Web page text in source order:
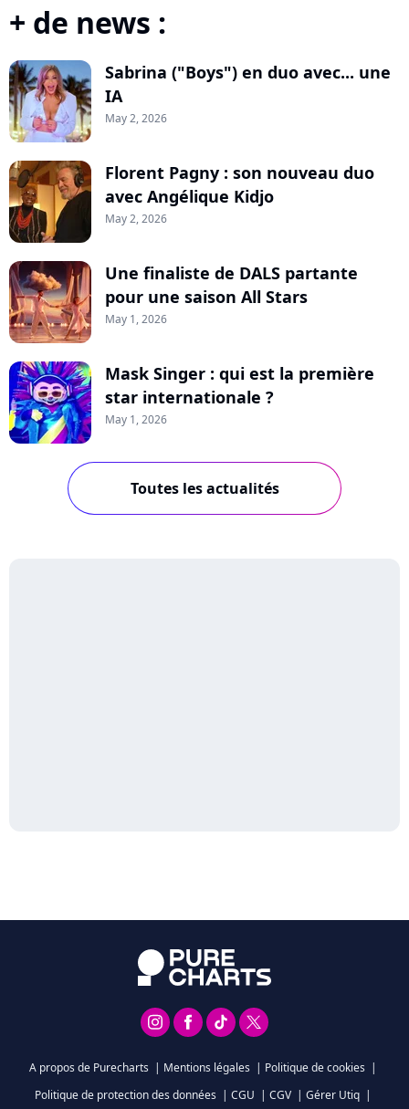
+ de news :
Sabrina ("Boys") en duo avec... une
IA
May 2, 2026
Florent Pagny : son nouveau duo
avec Angélique Kidjo
May 2, 2026
Une finaliste de DALS partante
pour une saison All Stars
May 1, 2026
Mask Singer : qui est la première
star internationale ?
May 1, 2026
Toutes les actualités
A propos de Purecharts | Mentions légales | Politique de cookies |
Politique de protection des données | CGU | CGV | Gérer Utiq |